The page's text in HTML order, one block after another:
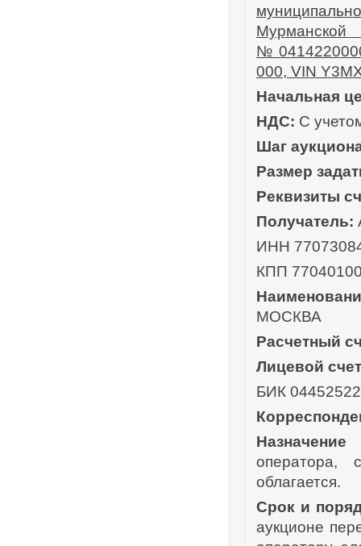
000, VIN
Начальная
НДС: С
Шаг
Размер
Реквизиты
Получатель:
ИНН
КПП
МОСКВА
Расчетный
Лицевой
БИК
Назначение
облагается.
Срок и
аукционе